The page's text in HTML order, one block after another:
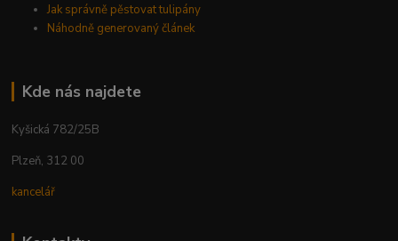
Jak správně pěstovat tulipány
Náhodně generovaný článek
Kde nás najdete
Kyšická 782/25B
Plzeň, 312 00
kancelář